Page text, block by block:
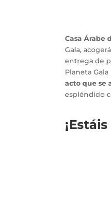
Casa Árabe
Gala,
entrega de
Planeta
acto que se
espléndido